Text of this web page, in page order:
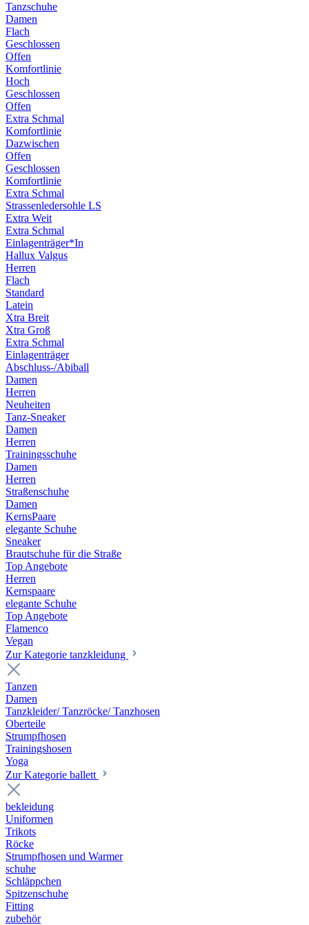
Tanzschuhe
Damen
Flach
Geschlossen
Offen
Komfortlinie
Hoch
Geschlossen
Offen
Extra Schmal
Komfortlinie
Dazwischen
Offen
Geschlossen
Komfortlinie
Extra Schmal
Strassenledersohle LS
Extra Weit
Extra Schmal
Einlagenträger*In
Hallux Valgus
Herren
Flach
Standard
Latein
Xtra Breit
Xtra Groß
Extra Schmal
Einlagenträger
Abschluss-/Abiball
Damen
Herren
Neuheiten
Tanz-Sneaker
Damen
Herren
Trainingsschuhe
Damen
Herren
Straßenschuhe
Damen
KernsPaare
elegante Schuhe
Sneaker
Brautschuhe für die Straße
Top Angebote
Herren
Kernspaare
elegante Schuhe
Top Angebote
Flamenco
Vegan
Zur Kategorie tanzkleidung
Tanzen
Damen
Tanzkleider/ Tanzröcke/ Tanzhosen
Oberteile
Strumpfhosen
Trainingshosen
Yoga
Zur Kategorie ballett
bekleidung
Uniformen
Trikots
Röcke
Strumpfhosen und Warmer
schuhe
Schläppchen
Spitzenschuhe
Fitting
zubehör